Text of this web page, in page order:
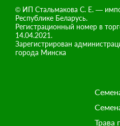
© ИП Стальмакова С. Е. —
Республике Беларусь.
Регистрационный номер в
14.04.2021.
Зарегистрирован
города Минска
Трава